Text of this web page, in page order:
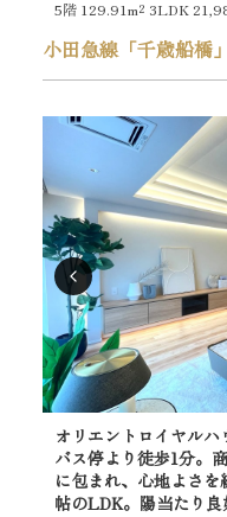
5階 129.91m² 3LDK
小田急線「千歳船橋
オリエントロイヤルハ
バス停より徒歩1分。
に包まれ、心地よさ
帖のLDK。陽当たり